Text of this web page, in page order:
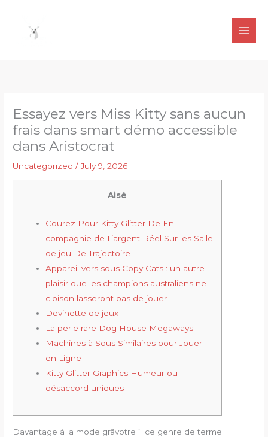
content
Essayez vers Miss Kitty sans aucun
frais dans smart démo accessible
dans Aristocrat
Uncategorized /July 9, 2026
Aisé
Courez Pour Kitty Glitter De En
compagnie de L’argent Réel Sur les Salle
de jeu De Trajectoire
Appareil vers sous Copy Cats : un autre
plaisir que les champions australiens ne
cloison lasseront pas de jouer
Devinette de jeux
La perle rare Dog House Megaways
Machines à Sous Similaires pour Jouer
en Ligne
Kitty Glitter Graphics Humeur ou
désaccord uniques
Davantage à la mode grâvotre í ce genre de terme